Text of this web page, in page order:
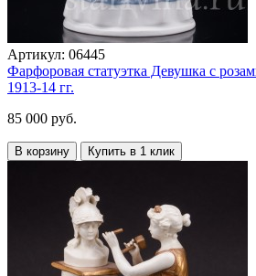
Артикул: 06445
Фарфоровая статуэтка Девушка с
1913-14 гг.
85 000 руб.
В корзину Купить в 1 клик